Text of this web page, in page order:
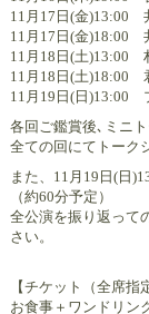
11月17日(金)13:00
11月17日(金)18:00
11月18日(土)13:00
11月18日(土)18:00
11月19日(日)13:00
各回ご鑑賞後､ミニ
全ての回にてトーク
また、11月19日(日
（約60分予定）
全公演を振り返って
さい。
【チケット（全席指
お食事＋ワンドリン